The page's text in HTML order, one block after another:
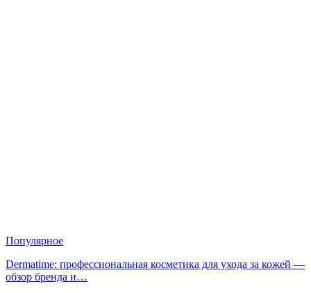
Популярное
Dermatime: профессиональная косметика для ухода за кожей —
обзор бренда и…